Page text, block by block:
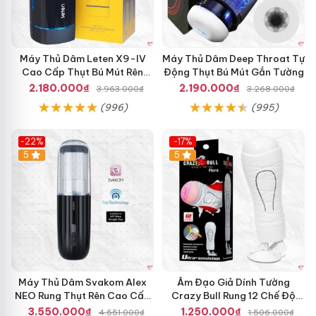
C
B
l
Cốc thủ dâm Black QiaRan hút sâu kích thích cực khoái
mạnh
Máy Thủ Dâm Leten X9-IV
Cao Cấp Thụt Bú Mút Rên
Tỏa Nhiệt Sạc Pin
2.180.000₫ 3.963.000₫
(996)
Máy Thủ Dâm Deep Throat Tự
Động Thụt Bú Mút Gắn Tường
2.190.000₫
3.268.000₫
(995)
-22%
5
Máy Thủ Dâm Svakom Alex
NEO Rung Thụt Rên Cao Cấp
Điều Khiển App
3.550.000₫ 4.551.000₫
-17%
5
Âm Đạo Giả Dính Tường
Crazy Bull Rung 12 Chế Độ
Siêu Mạnh
1.250.000₫ 1.506.000₫